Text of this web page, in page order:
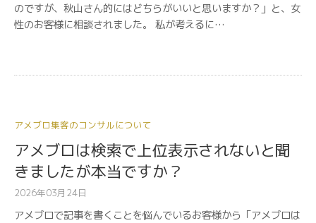
のですが、秋山さん的にはどちらがいいと思いますか？」と、女
性のお客様に相談されました。 私が考えるに…
アメブロ集客のコンサルについて
アメブロは検索で上位表示されないと聞
きましたが本当ですか？
2026年03月24日
アメブロで記事を書くことを悩んでいるお客様から「アメブロは